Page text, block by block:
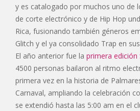
y es catalogado por muchos uno de
de corte electrónico y de Hip Hop
Rica, fusionando también géneros
Glitch y el ya consolidado Trap en
El año anterior fue la primera edición
4500 personas bailaron al ritmo
primera vez en la historia de
Carnaval, ampliando la celebración
se extendió hasta las 5:00 am en el